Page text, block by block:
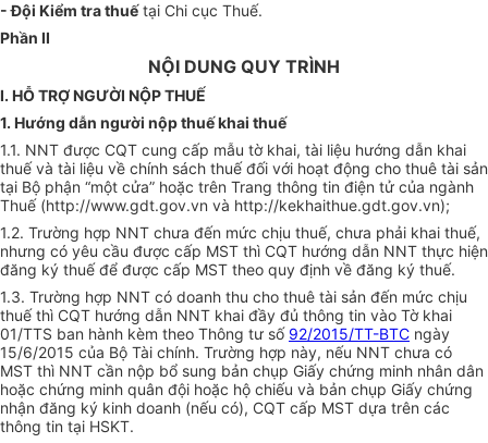
- Đội Kiểm tra thuếtại Chi cục Thuế.
Phần II
NỘI DUNG QUY TRÌNH
I. HỖ TRỢ NGƯỜI NỘP THUẾ
1. Hướng dẫn người nộp thuế khai thuế
1.1. NNT được CQT cung cấp mẫu tờ khai, tài liệu hướng dẫn khai
thuế và tài liệu về chính sách thuế đối với hoạt động cho thuê tài sản
tại Bộ phận “một cửa” hoặc trên Trang thông tin điện tử của ngành
Thuế (http://www.gdt.gov.vn và http://kekhaithue.gdt.gov.vn);
1.2. Trường hợp NNT chưa đến mức chịu thuế, chưa phải khai thuế,
nhưng có yêu cầu được cấp MST thì CQT hướng dẫn NNT thực hiện
đăng ký thuế để được cấp MST theo quy định về đăng ký thuế.
1.3. Trường hợp NNT có doanh thu cho thuê tài sản đến mức chịu
thuế thì CQT hướng dẫn NNT khai đầy đủ thông tin vào Tờ khai
01/TTS ban hành kèm theo Thông tư số 92/2015/TT-BTC ngày
15/6/2015 của Bộ Tài chính. Trường hợp này, nếu NNT chưa có
MST thì NNT cần nộp bổ sung bản chụp Giấy chứng minh nhân dân
hoặc chứng minh quân đội hoặc hộ chiếu và bản chụp Giấy chứng
nhận đăng ký kinh doanh (nếu có), CQT cấp MST dựa trên các
thông tin tại HSKT.